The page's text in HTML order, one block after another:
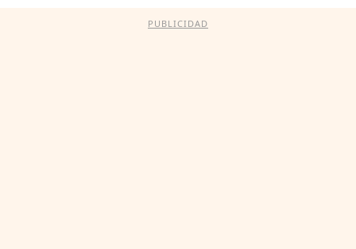
PUBLICIDAD